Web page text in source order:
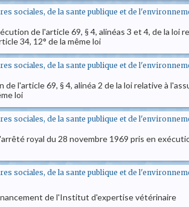
sociales, de la sante publique et de
de l'article 69, § 4, alinéas 3 et 4, de la loi
34, 12° de la même loi
sociales, de la sante publique et de
l'article 69, § 4, alinéa 2 de la loi relative à
loi
sociales, de la sante publique et de
royal du 28 novembre 1969 pris en
sociales, de la sante publique et de
de l'Institut d'expertise vétérinaire